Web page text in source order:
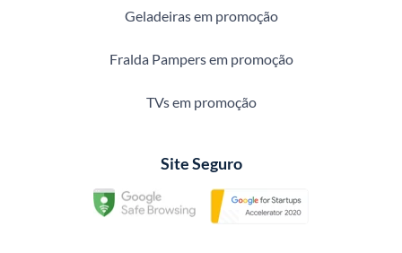
Geladeiras em promoção
Fralda Pampers em promoção
TVs em promoção
Site Seguro